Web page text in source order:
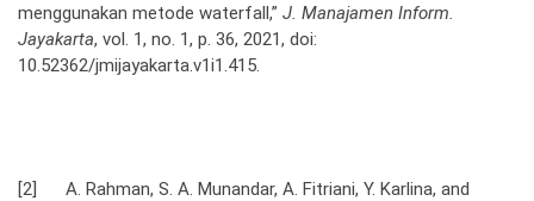
menggunakan metode waterfall,” J. Manajamen Inform.
Jayakarta, vol. 1, no. 1, p. 36, 2021, doi:
10.52362/jmijayakarta.v1i1.415.
[2] A. Rahman, S. A. Munandar, A. Fitriani, Y. Karlina, and